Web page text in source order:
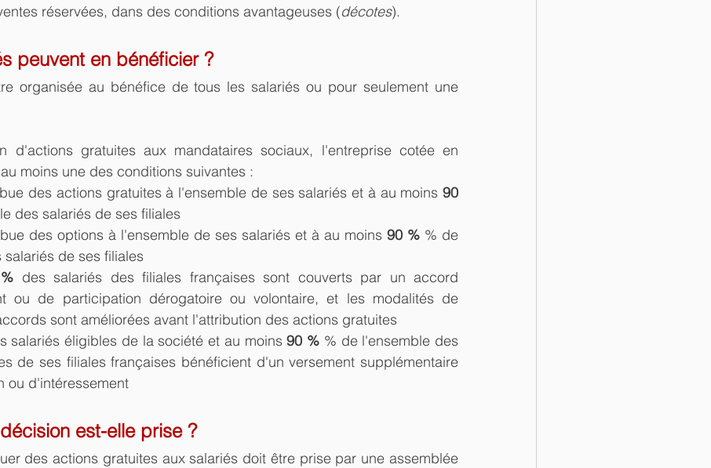
réservées, dans des conditions avantageuses (décotes).
peuvent en bénéficier ?
organisée au bénéfice de tous les salariés ou pour seulement une
d'actions gratuites aux mandataires sociaux, l'entreprise cotée en
moins une des conditions suivantes :
des actions gratuites à l'ensemble de ses salariés et à au moins 90
des salariés de ses filiales
des options à l'ensemble de ses salariés et à au moins 90 % % de
de ses filiales
des salariés des filiales françaises sont couverts par un accord
ou de participation dérogatoire ou volontaire, et les modalités de
sont améliorées avant l'attribution des actions gratuites
salariés éligibles de la société et au moins 90 % % de l'ensemble des
de ses filiales françaises bénéficient d'un versement supplémentaire
ou d'intéressement
est-elle prise ?
des actions gratuites aux salariés doit être prise par une assemblée